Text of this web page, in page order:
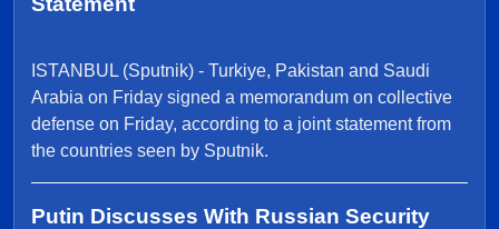
ISTANBUL (Sputnik) - Turkiye, Pakistan and Saudi
Arabia on Friday signed a memorandum on collective
defense on Friday, according to a joint statement from
the countries seen by Sputnik.
Putin Discusses With Russian Security